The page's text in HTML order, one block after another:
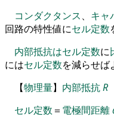
コンダクタンス、 キャ
回路の特性値にセル定数
内部抵抗はセル定数に
にはセル定数を減らせば
【物理量】 内部抵抗R
セル定数 ＝ 電極間距離